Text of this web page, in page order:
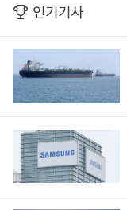
인기기사